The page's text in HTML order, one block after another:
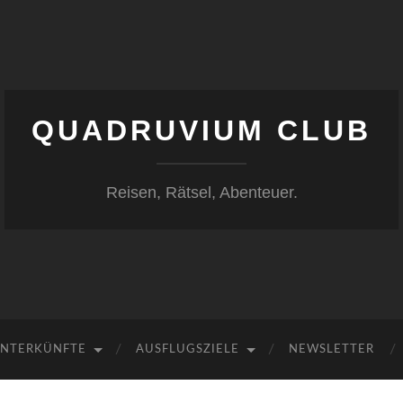
QUADRUVIUM CLUB
Reisen, Rätsel, Abenteuer.
AUSFLUGSZIELE NEWSLETTER